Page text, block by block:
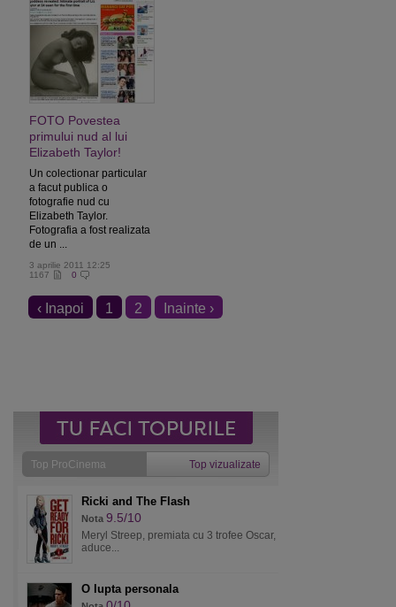
FOTO Povestea
primului nud al lui
Elizabeth Taylor!
Un colectionar particular
a facut publica o
fotografie nud cu
Elizabeth Taylor.
Fotografia a fost realizata
de un ...
3 aprilie 2011 12:25
1167
0
‹ Inapoi 1 2 Inainte ›
Top ProCinema Top vizualizate
Ricki and The Flash
Nota 9.5/10
Meryl Streep, premiata cu 3 trofee Oscar,
aduce...
O lupta personala